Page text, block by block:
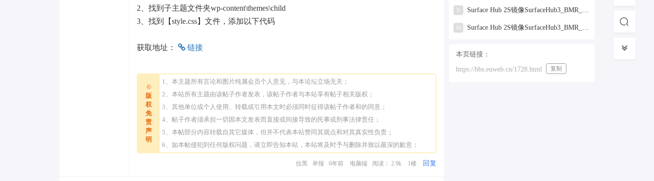
2、找到子主题文件夹wp-content\themes\child
3、找到【style.css】文件，添加以下代码
获取地址： 链接
©
版
权
免
责
声
明
1、本主题所有言论和图片纯属会员个人意见，与本论坛立场无关；
2、本站所有主题由该帖子作者发表，该帖子作者与本站享有帖子相关版权；
3、其他单位或个人使用、转载或引用本文时必须同时征得该帖子作者和的同意；
4、帖子作者须承担一切因本文发表而直接或间接导致的民事或刑事法律责任；
5、本帖部分内容转载自其它媒体，但并不代表本站赞同其观点和对其真实性负责；
6、如本帖侵犯到任何版权问题，请立即告知本站，本站将及时予与删除并致以最深的歉意；
拉黑 举报 6年前 电脑端 阅读： 2.9k 1楼 回复
9 Surface Hub 2S镜像SurfaceHub3_BMR_155000_2025.319.9959381.zip网盘下载
10 Surface Hub 2S镜像SurfaceHub3_BMR_155000_2024.731.9330938.zip网盘下载
本页链接：
https://bbs.euweb.cn/1728.html 复制